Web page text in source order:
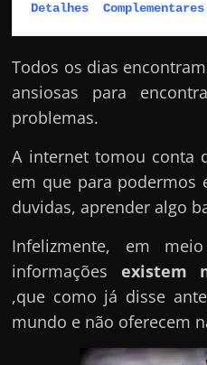
Detalhes
Todos os dias
ansiosas para
problemas.
A internet tomou conta
em que para podermos
duvidas, aprender algo
Infelizmente, em
informações existem
,que como já disse
mundo e não oferecem